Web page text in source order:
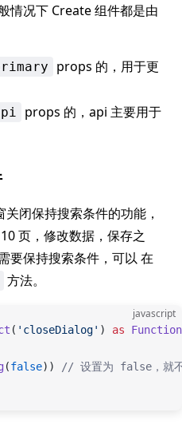
情况下 Create 组件都是由
props 的，用于更
props 的，api 主要用于
闭保持搜索条件的功能，
页，修改数据，保存之
要保持搜索条件，可以 在
方法。
javascript
( 'closeDialog' ) as Function
(false))
// 设置为 false，就不